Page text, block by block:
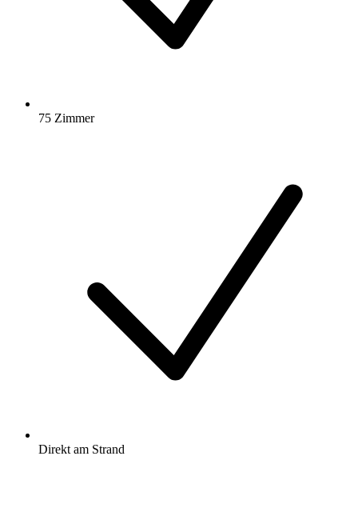
75 Zimmer
Direkt am Strand